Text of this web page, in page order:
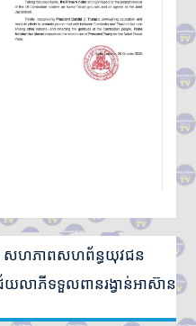
សហភាពសហព័ន្ធយុវជន
យលាភីទទួលពានរង្វាន់អាស៊ាន